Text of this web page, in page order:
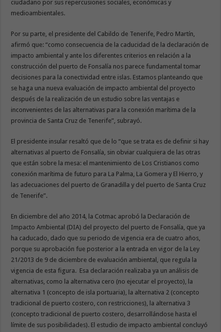
ciudadano por sus repercusiones sociales, económicas y
medioambientales.
Por su parte, el presidente del Cabildo de Tenerife, Pedro Martín,
afirmó que: “como consecuencia de la caducidad de la declaración de
impacto ambiental y ante los diferentes criterios en relación a la
construcción del puerto de Fonsalía nos parece fundamental tomar
decisiones para la conectividad entre islas. Estamos planteando que
se haga una nueva evaluación de impacto ambiental del proyecto
después de la realización de un estudio sobre las ventajas e
inconvenientes de las alternativas para la conexión marítima de la
provincia de Santa Cruz de Tenerife”, subrayó.
El presidente insular resaltó que de lo “que se trata es de definir si hay
alternativas al puerto de Fonsalía, sin obviar cualquiera de las otras
que están sobre la mesa: el mantenimiento de Los Cristianos como
conexión marítima de futuro para La Palma, La Gomera y El Hierro, y
las adecuaciones del puerto de Granadilla y del puerto de Santa Cruz
de Tenerife”.
En diciembre del año 2014, la Cotmac aprobó la Declaración de
Impacto Ambiental (DIA) del proyecto del puerto de Fonsalía, que ya
ha caducado, dado que su periodo de vigencia era de cuatro años,
porque su aprobación fue posterior a la entrada en vigor de la Ley
21/2013 de 9 de diciembre de evaluación ambiental, que regula la
vigencia de esta figura. Esa declaración realizaba ya un análisis de
alternativas, como la alternativa cero (no ejecutar el proyecto), la
alternativa 1 (concepto de isla portuaria), la alternativa 2 (concepto
tradicional de puerto costero, con restricciones), la alternativa 3
(concepto tradicional de puerto costero, desarrollándose hasta el
límite de sus posibilidades). El estudio de impacto ambiental concluyó